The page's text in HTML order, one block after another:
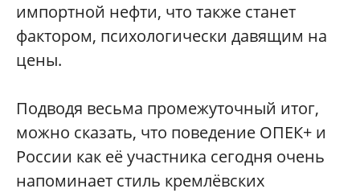
импортной нефти, что также станет
фактором, психологически давящим на
цены.
Подводя весьма промежуточный итог,
можно сказать, что поведение ОПЕК+ и
России как её участника сегодня очень
напоминает стиль кремлёвских